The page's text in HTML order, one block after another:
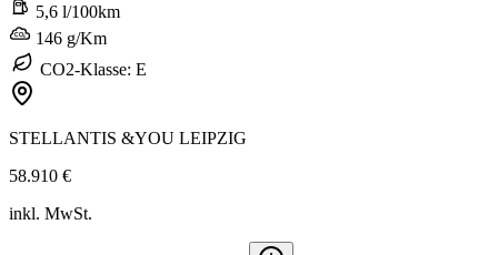
5,6 l/100km
146 g/Km
CO2-Klasse: E
STELLANTIS &YOU LEIPZIG
58.910 €
inkl. MwSt.